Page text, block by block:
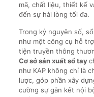
mã, chất liệu, thiết kế
đến sự hài lòng tối đa.
Trong kỷ nguyên số,
như một công cụ hỗ
tiện truyền thông
Cơ sở sản xuất sổ tay
như KAP không chỉ là
lược, góp phần xây
cường sự gắn kết nội